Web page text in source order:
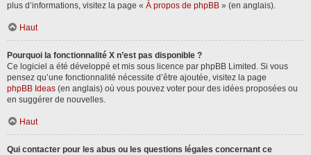
plus d’informations, visitez la page « À propos de phpBB » (en anglais).
Haut
Pourquoi la fonctionnalité X n’est pas disponible ?
Ce logiciel a été développé et mis sous licence par phpBB Limited. Si vous
pensez qu’une fonctionnalité nécessite d’être ajoutée, visitez la page
phpBB Ideas (en anglais) où vous pouvez voter pour des idées proposées ou
en suggérer de nouvelles.
Haut
Qui contacter pour les abus ou les questions légales concernant ce